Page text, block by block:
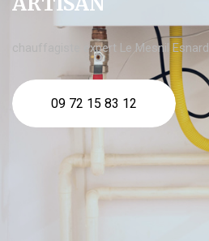
chauffagiste expert Le Mesnil Esnard
09 72 15 83 12